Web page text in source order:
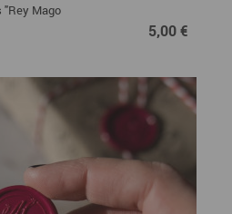
"Rey Mago
5,00 €